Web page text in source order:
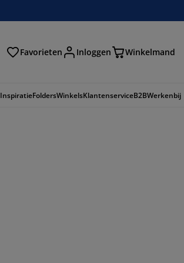
Favorieten Inloggen Winkelmand
InspiratieFoldersWinkelsKlantenserviceB2BWerkenbij